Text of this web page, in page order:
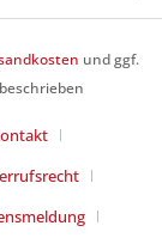
und ggf.